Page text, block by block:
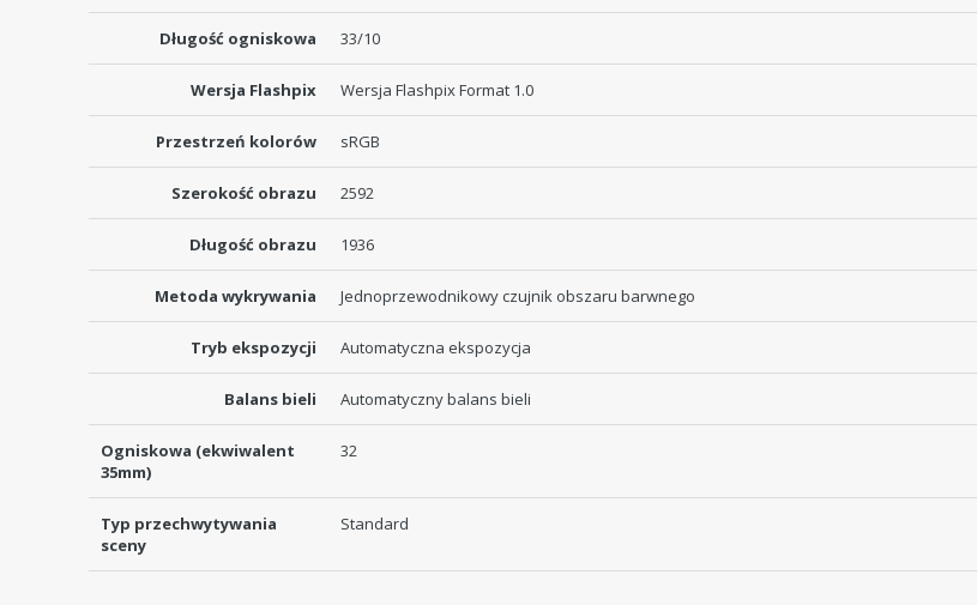
Długość ogniskowa 33/10
Wersja Flashpix Wersja Flashpix Format 1.0
Przestrzeń kolorów sRGB
Szerokość obrazu 2592
Długość obrazu 1936
Metoda wykrywania Jednoprzewodnikowy czujnik obszaru barwnego
Tryb ekspozycji Automatyczna ekspozycja
Balans bieli Automatyczny balans bieli
Ogniskowa (ekwiwalent
35mm)
32
Typ przechwytywania
sceny
Standard